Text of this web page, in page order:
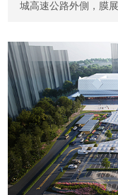
城高速公路外側，膜